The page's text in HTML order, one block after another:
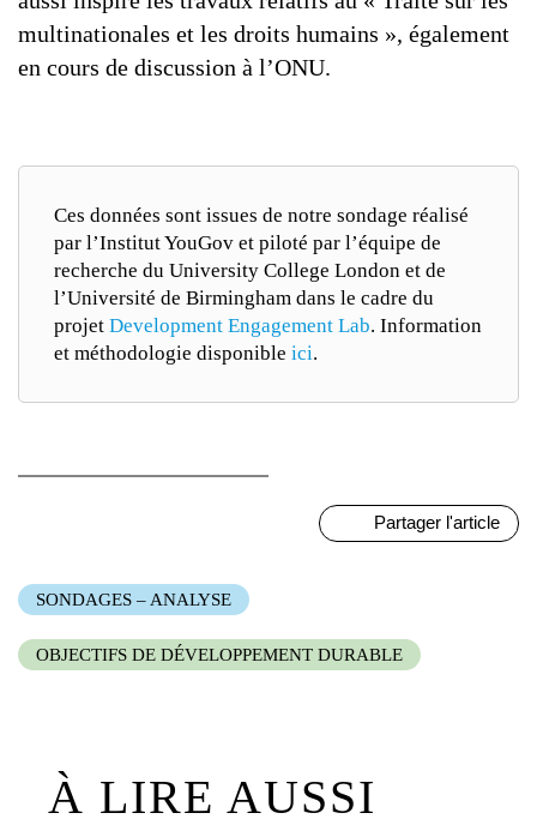
multinationales et les droits humains », également
en cours de discussion à l’ONU.
Ces données sont issues de notre sondage réalisé
par l’Institut YouGov et piloté par l’équipe de
recherche du University College London et de
l’Université de Birmingham dans le cadre du
projet Development Engagement Lab. Information
et méthodologie disponible ici.
Partager l'article
SONDAGES – ANALYSE
OBJECTIFS DE DÉVELOPPEMENT DURABLE
À LIRE AUSSI